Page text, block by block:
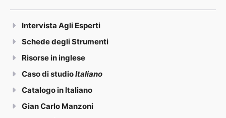
Intervista Agli Esperti
Schede degli Strumenti
Risorse in inglese
Caso di studioItaliano
Catalogo in Italiano
Gian Carlo Manzoni